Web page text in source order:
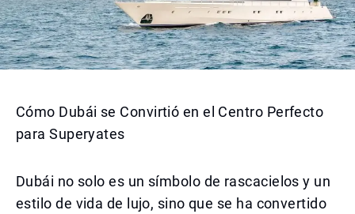
Cómo Dubái se Convirtió en el Centro Perfecto
para Superyates
Dubái no solo es un símbolo de rascacielos y un
estilo de vida de lujo, sino que se ha convertido